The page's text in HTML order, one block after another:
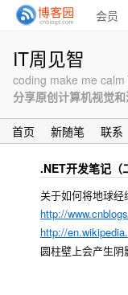
会员
IT周见智
coding make me calm
分享原创计算机视觉
首页 新随笔 联系
.NET开发笔记（
关于如何将地球
http://
http://
圆柱壁上会产生阴